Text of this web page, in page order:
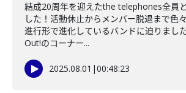
結成20周年を迎えたthe telephones全員
した！活動休止からメンバー脱退まで色
進行形で進化しているバンドに迫りまし
Out!のコーナー...
2025.08.01 |00:48:23